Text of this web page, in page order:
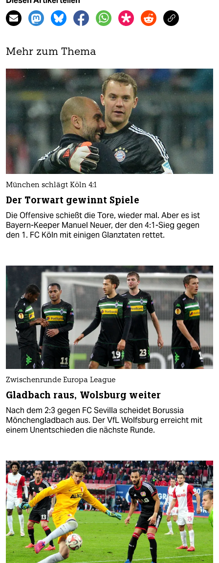
Mehr zum Thema
München schlägt Köln 4:1
Der Torwart gewinnt Spiele
Die Offensive schießt die Tore, wieder mal. Aber es ist
Bayern-Keeper Manuel Neuer, der den 4:1-Sieg gegen
den 1. FC Köln mit einigen Glanztaten rettet.
Zwischenrunde Europa League
Gladbach raus, Wolsburg weiter
Nach dem 2:3 gegen FC Sevilla scheidet Borussia
Mönchengladbach aus. Der VfL Wolfsburg erreicht mit
einem Unentschieden die nächste Runde.